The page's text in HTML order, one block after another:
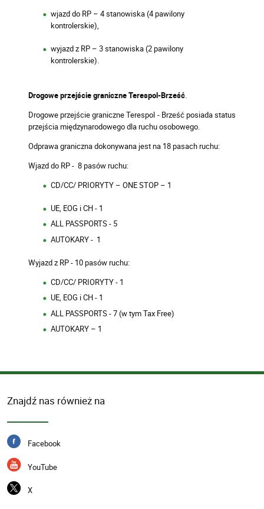
wjazd do RP – 4 stanowiska (4 pawilony
kontrolerskie),
wyjazd z RP – 3 stanowiska (2 pawilony
kontrolerskie).
Drogowe przejście graniczne Terespol-Brześć.
Drogowe przejście graniczne Terespol - Brześć posiada status
przejścia międzynarodowego dla ruchu osobowego.
Odprawa graniczna dokonywana jest na 18 pasach ruchu:
Wjazd do RP - 8 pasów ruchu:
CD/CC/ PRIORYTY – ONE STOP – 1
UE, EOG i CH - 1
ALL PASSPORTS - 5
AUTOKARY - 1
Wyjazd z RP - 10 pasów ruchu:
CD/CC/ PRIORYTY - 1
UE, EOG i CH - 1
ALL PASSPORTS - 7 (w tym Tax Free)
AUTOKARY – 1
Znajdź nas również na
Facebook
YouTube
X